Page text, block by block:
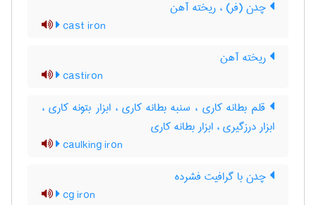
چدن (فر) ، ریخته آهن
cast iron
ریخته آهن
castiron
قلم بطانه کاری ، سنبه بطانه کاری ، ابزار بتونه کاری ،
ابزار درزگیری ، ابزار بطانه کاری
caulking iron
چدن با گرافیت فشرده
cg iron